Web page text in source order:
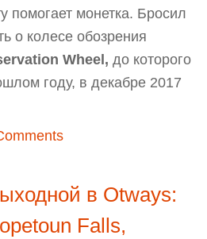
помогает монетка. Бросил
о колесе обозрения
Wheel, до которого
году, в декабре 2017
в Otways:
Falls,